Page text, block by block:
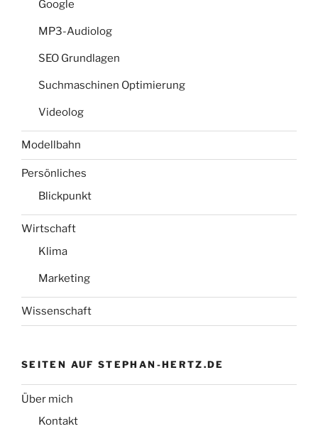
Google
MP3-Audiolog
SEO Grundlagen
Suchmaschinen Optimierung
Videolog
Modellbahn
Persönliches
Blickpunkt
Wirtschaft
Klima
Marketing
Wissenschaft
SEITEN AUF STEPHAN-HERTZ.DE
Über mich
Kontakt